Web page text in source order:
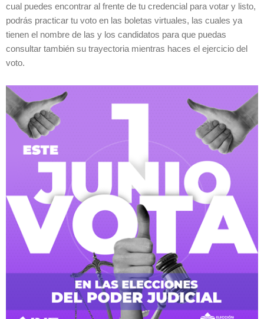
cual puedes encontrar al frente de tu credencial para votar y listo,
podrás practicar tu voto en las boletas virtuales, las cuales ya
tienen el nombre de las y los candidatos para que puedas
consultar también su trayectoria mientras haces el ejercicio del
voto.